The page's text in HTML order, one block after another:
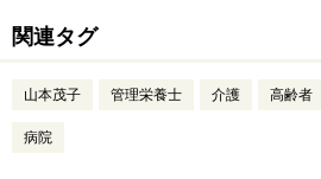
関連タグ
山本茂子 管理栄養士 介護 高齢者
病院